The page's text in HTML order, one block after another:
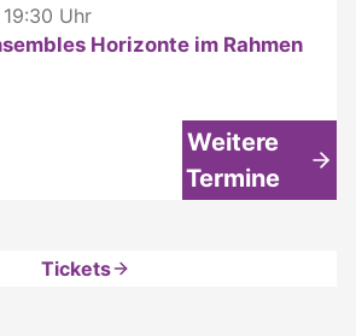
Uhr
Horizonte im Rahmen
Weitere
Termine
Tickets